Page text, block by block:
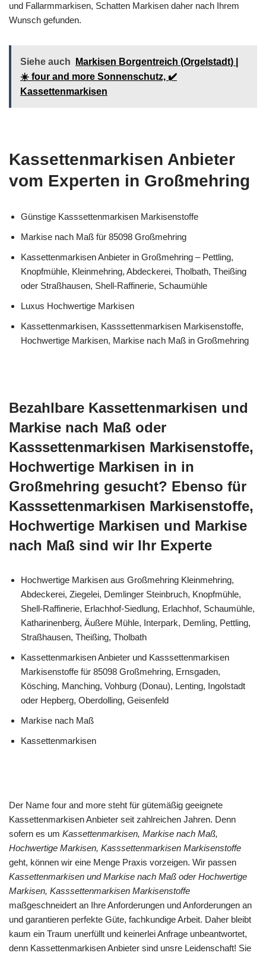
und Fallarmmarkisen, Schatten Markisen daher nach Ihrem
Wunsch gefunden.
Siehe auch
Markisen Borgentreich (Orgelstadt) |
☀️ four and more Sonnenschutz, ✔️
Kassettenmarkisen
Kassettenmarkisen Anbieter
vom Experten in Großmehring
Günstige Kasssettenmarkisen Markisenstoffe
Markise nach Maß für 85098 Großmehring
Kassettenmarkisen Anbieter in Großmehring – Pettling,
Knopfmühle, Kleinmehring, Abdeckerei, Tholbath, Theißing
oder Straßhausen, Shell-Raffinerie, Schaumühle
Luxus Hochwertige Markisen
Kassettenmarkisen, Kasssettenmarkisen Markisenstoffe,
Hochwertige Markisen, Markise nach Maß in Großmehring
Bezahlbare Kassettenmarkisen und
Markise nach Maß oder
Kasssettenmarkisen Markisenstoffe,
Hochwertige Markisen in in
Großmehring gesucht? Ebenso für
Kasssettenmarkisen Markisenstoffe,
Hochwertige Markisen und Markise
nach Maß sind wir Ihr Experte
Hochwertige Markisen aus Großmehring Kleinmehring,
Abdeckerei, Ziegelei, Demlinger Steinbruch, Knopfmühle,
Shell-Raffinerie, Erlachhof-Siedlung, Erlachhof, Schaumühle,
Katharinenberg, Äußere Mühle, Interpark, Demling, Pettling,
Straßhausen, Theißing, Tholbath
Kassettenmarkisen Anbieter und Kasssettenmarkisen
Markisenstoffe für 85098 Großmehring, Ernsgaden,
Kösching, Manching, Vohburg (Donau), Lenting, Ingolstadt
oder Hepberg, Oberdolling, Geisenfeld
Markise nach Maß
Kassettenmarkisen
Der Name four and more steht für gütemäßig geeignete
Kassettenmarkisen Anbieter seit zahlreichen Jahren. Denn
sofern es um Kassettenmarkisen, Markise nach Maß,
Hochwertige Markisen, Kasssettenmarkisen Markisenstoffe
geht, können wir eine Menge Praxis vorzeigen. Wir passen
Kassettenmarkisen und Markise nach Maß oder Hochwertige
Markisen, Kasssettenmarkisen Markisenstoffe
maßgeschneidert an Ihre Anforderungen und Anforderungen an
und garantieren perfekte Güte, fachkundige Arbeit. Daher bleibt
kaum ein Traum unerfüllt und keinerlei Anfrage unbeantwortet,
denn Kassettenmarkisen Anbieter sind unsre Leidenschaft! Sie